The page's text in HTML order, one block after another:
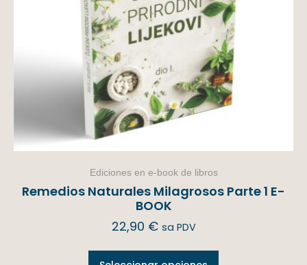
Ediciones en e-book de libros
Remedios Naturales Milagrosos Parte 1 E-
BOOK
22,90 € sa PDV